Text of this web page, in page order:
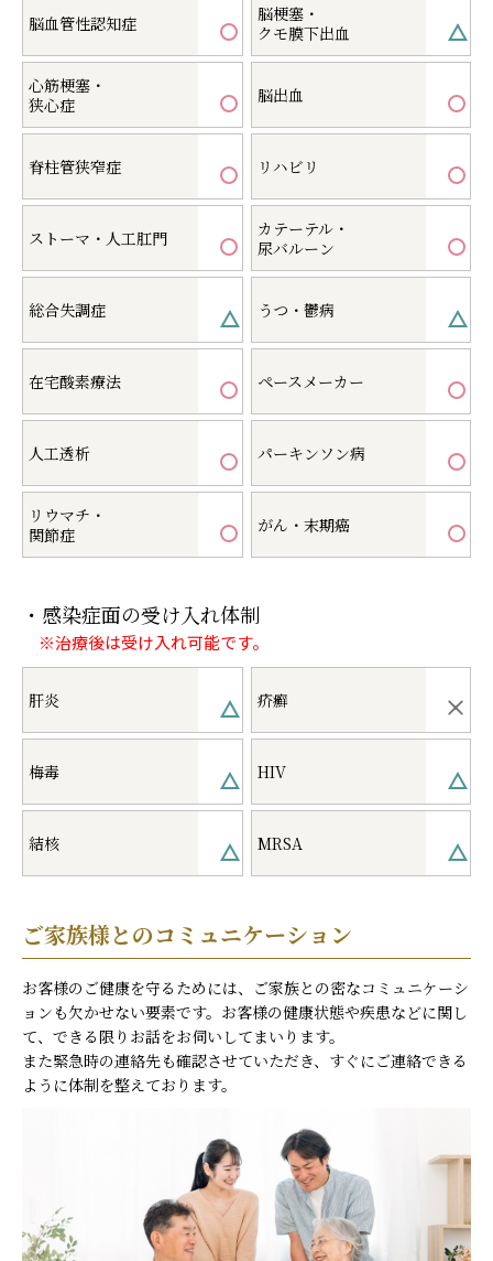
脳血管性認知症
脳梗塞・
クモ膜下出血
心筋梗塞・
狭心症
脳出血
脊柱管狭窄症 リハビリ
ストーマ・人工肛門
カテーテル・
尿バルーン
総合失調症 うつ・鬱病
在宅酸素療法 ペースメーカー
人工透析 パーキンソン病
リウマチ・
関節症
がん・末期癌
・感染症面の受け入れ体制
※治療後は受け入れ可能です。
肝炎 疥癬
梅毒 HIV
結核 MRSA
ご家族様とのコミュニケーション
お客様のご健康を守るためには、ご家族との密なコミュニケーシ
ョンも欠かせない要素です。お客様の健康状態や疾患などに関し
て、できる限りお話をお伺いしてまいります。
また緊急時の連絡先も確認させていただき、すぐにご連絡できる
ように体制を整えております。